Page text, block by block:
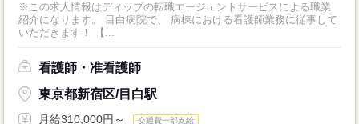
※この求人情報はディップの転職エージェントサービスによる職業
紹介になります。 目白病院で、 病棟における看護師業務に従事して
いただきます！ 【...
看護師・准看護師
東京都新宿区/目白駅
月給310,000円～ 交通費一部支給